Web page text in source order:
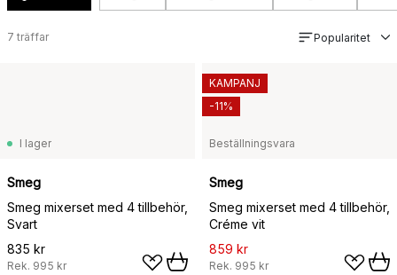
7 träffar Popularitet
I lager
Smeg
Smeg mixerset med 4 tillbehör,
Svart
835 kr
Rek. 995 kr
Beställningsvara
Smeg
Smeg mixerset med 4 tillbehör,
Créme vit
859 kr
Rek. 995 kr
KAMPANJ
-11%